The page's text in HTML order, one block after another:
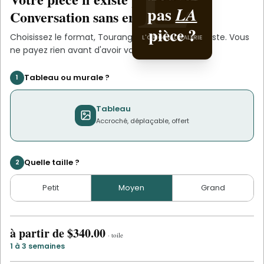
pasLA
pièce ?
L'ORIGINAL GALERIE
Conversation sans engagement.
Choisissez le format, Tourangeaus'occupe du reste. Vous
ne payez rien avant d'avoir validé le devis.
1 Tableau ou murale ?
Tableau
Accroché, déplaçable, offert
2 Quelle taille ?
Petit Moyen Grand
à partir de$340.00 · toile
1 à 3 semaines